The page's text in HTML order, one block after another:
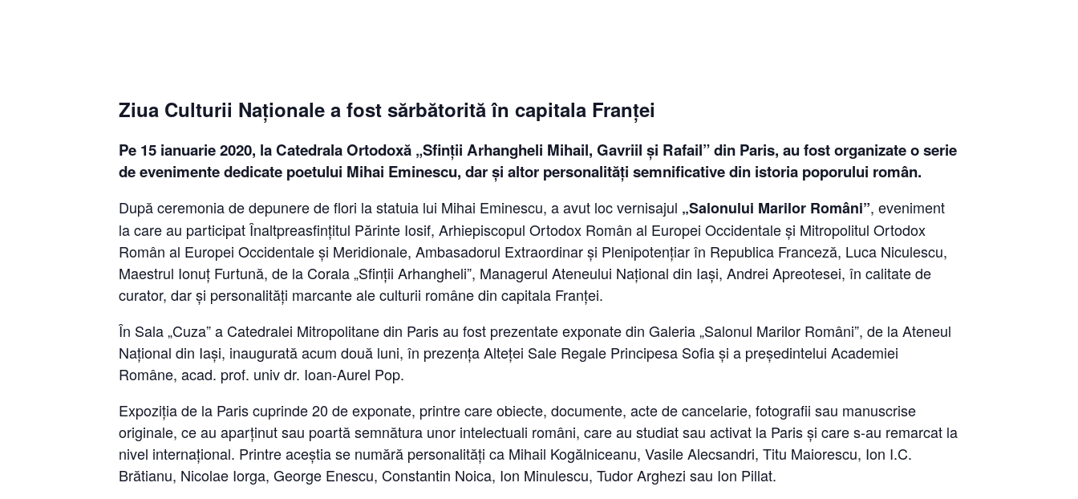
Ziua Culturii Naționale a fost sărbătorită în capitala Franței
Pe 15 ianuarie 2020, laCatedrala Ortodoxă „Sfinții Arhangheli Mihail, Gavriil și Rafail”din Paris, au fost organizate o serie
de evenimente dedicate poetului Mihai Eminescu, dar și altor personalități semnificative din istoria poporului român.
După ceremonia de depunere de flori la statuia lui Mihai Eminescu, a avut loc vernisajul „Salonului Marilor Români”, eveniment
la care au participat Înaltpreasfințitul Părinte Iosif, Arhiepiscopul Ortodox Român al Europei Occidentale și Mitropolitul Ortodox
Român al Europei Occidentale și Meridionale, Ambasadorul Extraordinar și Plenipotențiar în Republica Franceză, Luca Niculescu,
Maestrul Ionuț Furtună, de la Corala „Sfinții Arhangheli”, Managerul Ateneului Național din Iași, Andrei Apreotesei, în calitate de
curator, dar și personalități marcante ale culturii române din capitala Franței.
În Sala „Cuza” a Catedralei Mitropolitane din Paris au fost prezentate exponate din Galeria „Salonul Marilor Români”, de la Ateneul
Național din Iași, inaugurată acum două luni, în prezența Alteței Sale Regale Principesa Sofia și a președintelui Academiei
Române, acad. prof. univ dr. Ioan-Aurel Pop.
Expoziția de la Paris cuprinde 20 de exponate, printre care obiecte, documente, acte de cancelarie, fotografii sau manuscrise
originale, ce au aparținut sau poartă semnătura unor intelectuali români, care au studiat sau activat la Paris și care s-au remarcat la
nivel internațional. Printre aceștia se numără personalități ca Mihail Kogălniceanu, Vasile Alecsandri, Titu Maiorescu, Ion I.C.
Brătianu, Nicolae Iorga, George Enescu, Constantin Noica, Ion Minulescu, Tudor Arghezi sau Ion Pillat.